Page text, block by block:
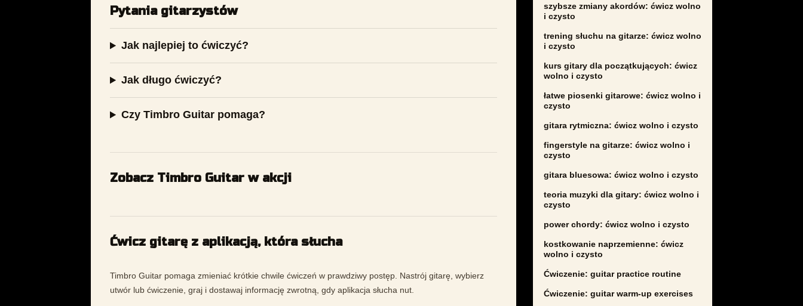
Pytania gitarzystów
Jak najlepiej to ćwiczyć?
Jak długo ćwiczyć?
Czy Timbro Guitar pomaga?
Zobacz Timbro Guitar w akcji
Ćwicz gitarę z aplikacją, która słucha
Timbro Guitar pomaga zmieniać krótkie chwile ćwiczeń w prawdziwy postęp. Nastrój gitarę, wybierz
utwór lub ćwiczenie, graj i dostawaj informację zwrotną, gdy aplikacja słucha nut.
szybsze zmiany akordów: ćwicz wolno
i czysto
trening słuchu na gitarze: ćwicz wolno
i czysto
kurs gitary dla początkujących: ćwicz
wolno i czysto
łatwe piosenki gitarowe: ćwicz wolno i
czysto
gitara rytmiczna: ćwicz wolno i czysto
fingerstyle na gitarze: ćwicz wolno i
czysto
gitara bluesowa: ćwicz wolno i czysto
teoria muzyki dla gitary: ćwicz wolno i
czysto
power chordy: ćwicz wolno i czysto
kostkowanie naprzemienne: ćwicz
wolno i czysto
Ćwiczenie: guitar practice routine
Ćwiczenie: guitar warm-up exercises